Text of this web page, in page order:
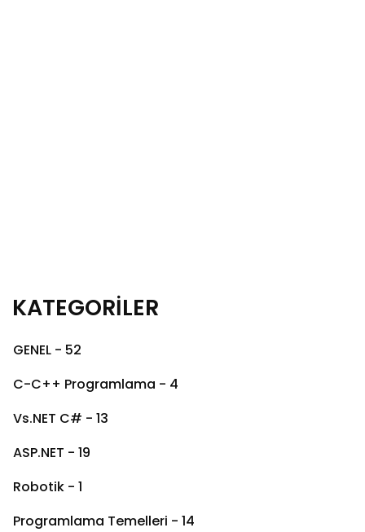
KATEGORİLER
GENEL - 52
C-C++ Programlama - 4
Vs.NET C# - 13
ASP.NET - 19
Robotik - 1
Programlama Temelleri - 14